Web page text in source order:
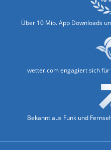
Über 10 Mio. App Downloads
wetter.com engagiert sich
Bekannt aus Funk und